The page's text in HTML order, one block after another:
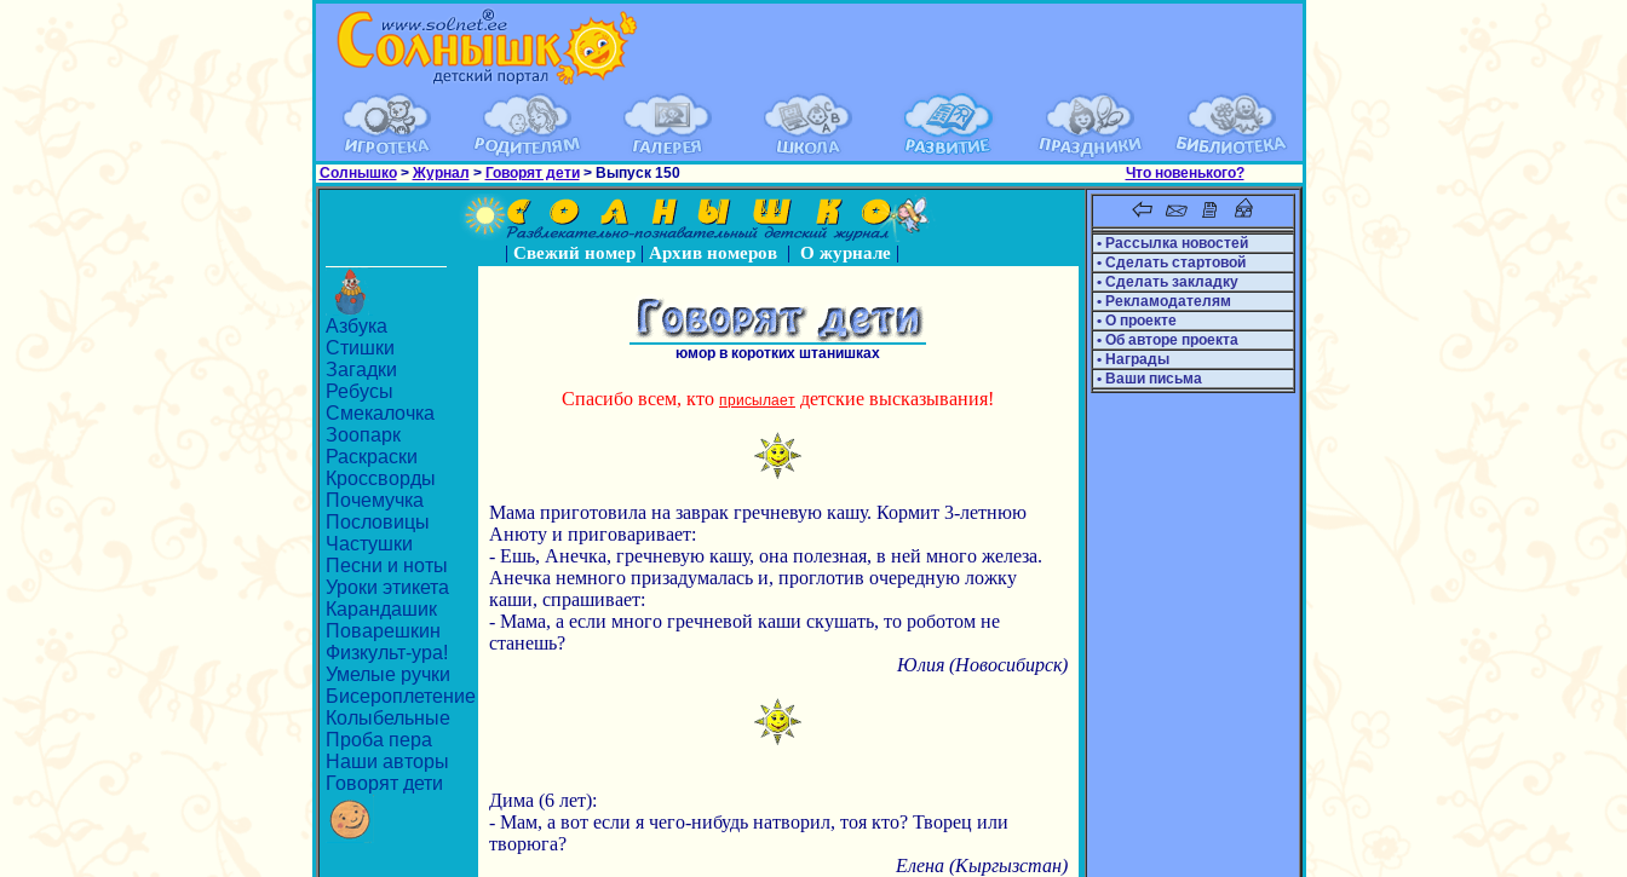
Солнышко> Журнал > Говорят дети> Выпуск 150 Что новенького?
| Свежий номер| Архив номеров| О журнале|
Азбука
Стишки
Загадки
Ребусы
Смекалочка
Зоопарк
Раскраски
Кроссворды
Почемучка
Пословицы
Частушки
Песни и ноты
Уроки этикета
Карандашик
Поварешкин
Физкульт-ура!
Умелые ручки
Бисероплетение
Колыбельные
Проба пера
Наши авторы
Говорят дети
юмор в коротких штанишках
Спасибо всем, кто присылает детские высказывания!
Мама приготовила на заврак гречневую кашу. Кормит 3-летнюю
Анюту и приговаривает:
- Ешь, Анечка, гречневую кашу, она полезная, в ней много железа.
Анечка немного призадумалась и, проглотив очередную ложку
каши, спрашивает:
- Мама, а если много гречневой каши скушать, то роботом не
станешь?
Юлия (Новосибирск)
Дима (6 лет):
- Мам, а вот если я чего-нибудь натворил, тоя кто? Творец или
творюга?
Елена (Кыргызстан)
• Рассылка новостей
• Сделать стартовой
• Сделать закладку
• Рекламодателям
• О проекте
• Об авторе проекта
• Награды
• Ваши письма